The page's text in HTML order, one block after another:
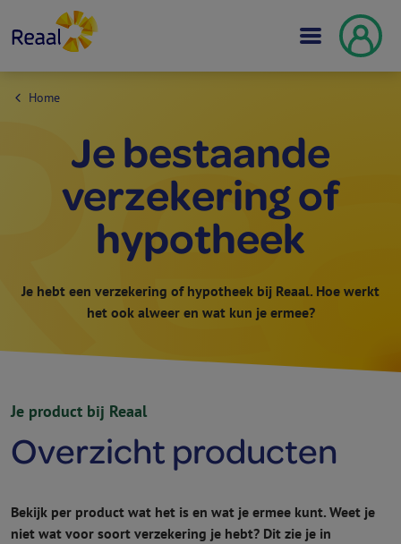
Home
Je bestaande
verzekering of
hypotheek
Je hebt een verzekering of hypotheek bij Reaal. Hoe werkt
het ook alweer en wat kun je ermee?
Je product bij Reaal
Overzicht producten
Bekijk per product wat het is en wat je ermee kunt. Weet je
niet wat voor soort verzekering je hebt? Dit zie je in